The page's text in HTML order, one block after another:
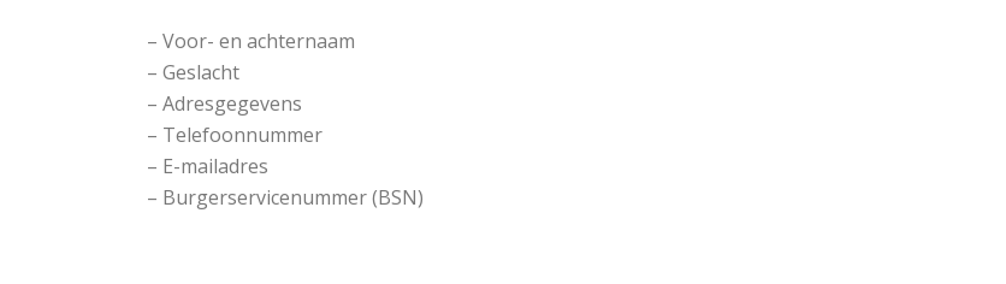
– Voor- en achternaam
– Geslacht
– Adresgegevens
– Telefoonnummer
– E-mailadres
– Burgerservicenummer (BSN)